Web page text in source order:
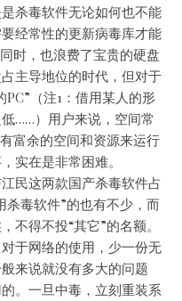
杀毒软件无论如何也不能
经常性的更新病毒库才能
时，也浪费了宝贵的硬盘
主导地位的时代，但对于
（注1：借用某人的形
……）用户来说，空间常
富余的空间和资源来运行
实在是非常困难。
民这两款国产杀毒软件占
杀毒软件”的也有不少，而
不得不投“其它”的名额。
于网络的使用，少一份无
来说就没有多大的问题
。一旦中毒，立刻重装系